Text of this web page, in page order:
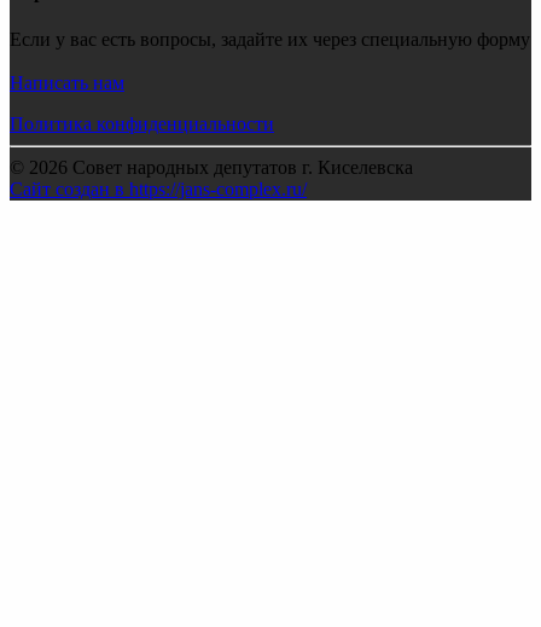
Если у вас есть вопросы, задайте их через специальную форму
Написать нам
Политика конфиденциальности
© 2026 Совет народных депутатов г. Киселевска
Сайт создан в https://jans-complex.ru/